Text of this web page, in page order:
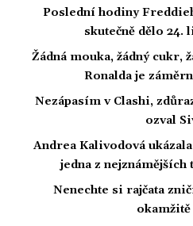
Poslední hodiny
skutečně dělo 24.
Žádná mouka, žádný cukr,
Ronalda je
Nezápasím v Clashi,
ozval
Andrea Kalivodová
jedna z nejznámějších
Nenechte si rajčata